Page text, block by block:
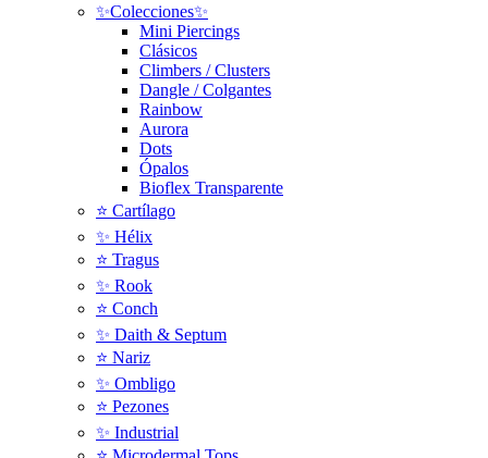
✨Colecciones✨
Mini Piercings
Clásicos
Climbers / Clusters
Dangle / Colgantes
Rainbow
Aurora
Dots
Ópalos
Bioflex Transparente
⭐️ Cartílago
✨ Hélix
⭐ Tragus
✨ Rook
⭐️ Conch
✨ Daith & Septum
⭐️ Nariz
✨ Ombligo
⭐️ Pezones
✨ Industrial